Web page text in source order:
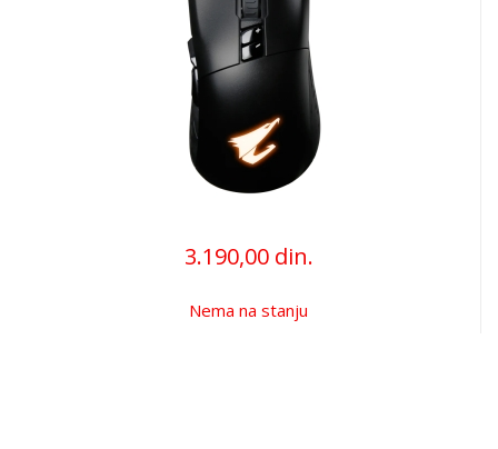
3.190,00 din.
Nema na stanju